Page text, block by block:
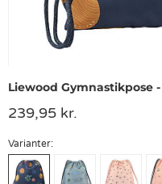
Liewood Gymnastikpose
239,95 kr.
Varianter: